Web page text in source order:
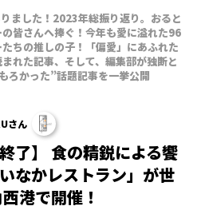
ました！2023年総振り返り。おると
皆さんへ捧ぐ！今年も愛に溢れた96
ちの推しの子！「偏愛」にあふれた
れた記事、そして、編集部が独断と
ろかった”話題記事を一挙公開
さん
終了】 食の精鋭による饗
なかレストラン」が世
港で開催！